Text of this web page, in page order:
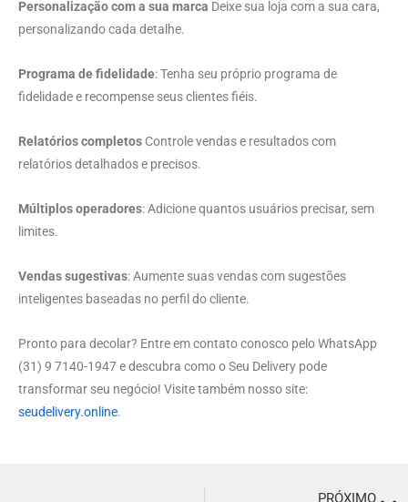
Personalização com a sua marca Deixe sua loja com a sua cara,
personalizando cada detalhe.
Programa de fidelidade: Tenha seu próprio programa de
fidelidade e recompense seus clientes fiéis.
Relatórios completos Controle vendas e resultados com
relatórios detalhados e precisos.
Múltiplos operadores: Adicione quantos usuários precisar, sem
limites.
Vendas sugestivas: Aumente suas vendas com sugestões
inteligentes baseadas no perfil do cliente.
Pronto para decolar? Entre em contato conosco pelo WhatsApp
(31) 9 7140-1947 e descubra como o Seu Delivery pode
transformar seu negócio! Visite também nosso site:
seudelivery.online.
PRÓXIMO